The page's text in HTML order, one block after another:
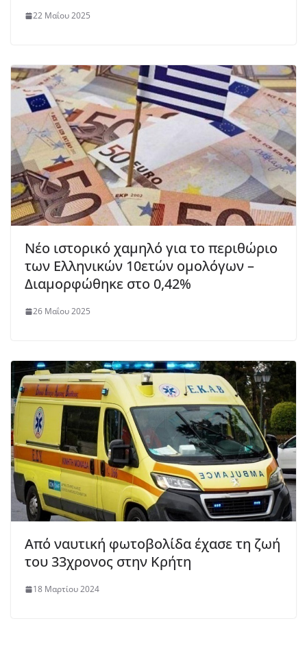
22 Μαΐου 2025
Νέο ιστορικό χαμηλό για το περιθώριο
των Ελληνικών 10ετών ομολόγων –
Διαμορφώθηκε στο 0,42%
26 Μαΐου 2025
Aπό ναυτική φωτοβολίδα έχασε τη ζωή
του 33χρονος στην Κρήτη
18 Μαρτίου 2024